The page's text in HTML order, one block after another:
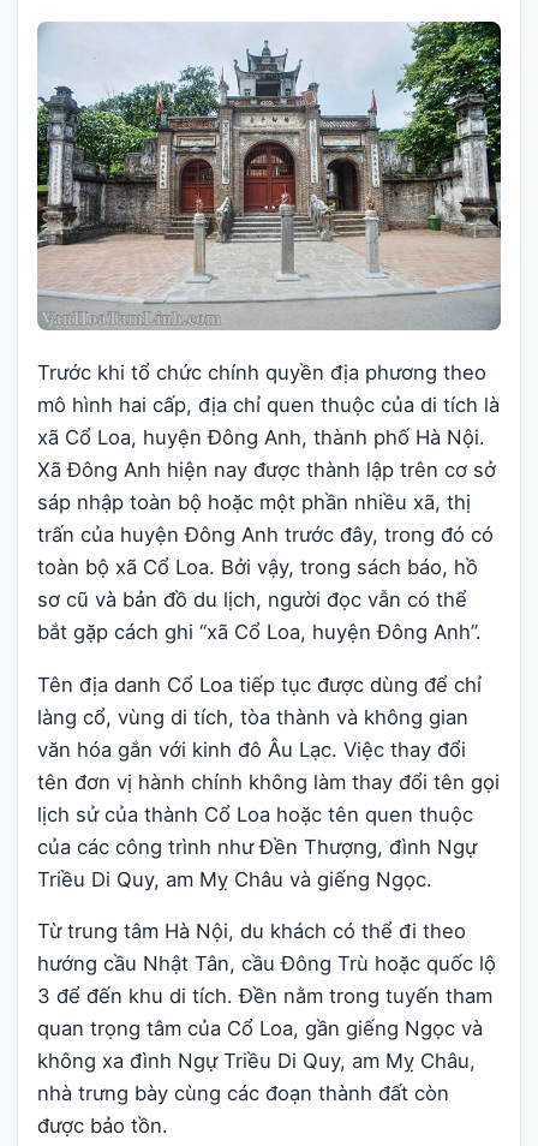
Trước khi tổ chức chính quyền địa phương theo
mô hình hai cấp, địa chỉ quen thuộc của di tích là
xã Cổ Loa, huyện Đông Anh, thành phố Hà Nội.
Xã Đông Anh hiện nay được thành lập trên cơ sở
sáp nhập toàn bộ hoặc một phần nhiều xã, thị
trấn của huyện Đông Anh trước đây, trong đó có
toàn bộ xã Cổ Loa. Bởi vậy, trong sách báo, hồ
sơ cũ và bản đồ du lịch, người đọc vẫn có thể
bắt gặp cách ghi “xã Cổ Loa, huyện Đông Anh”.
Tên địa danh Cổ Loa tiếp tục được dùng để chỉ
làng cổ, vùng di tích, tòa thành và không gian
văn hóa gắn với kinh đô Âu Lạc. Việc thay đổi
tên đơn vị hành chính không làm thay đổi tên gọi
lịch sử của thành Cổ Loa hoặc tên quen thuộc
của các công trình như Đền Thượng, đình Ngự
Triều Di Quy, am Mỵ Châu và giếng Ngọc.
Từ trung tâm Hà Nội, du khách có thể đi theo
hướng cầu Nhật Tân, cầu Đông Trù hoặc quốc lộ
3 để đến khu di tích. Đền nằm trong tuyến tham
quan trọng tâm của Cổ Loa, gần giếng Ngọc và
không xa đình Ngự Triều Di Quy, am Mỵ Châu,
nhà trưng bày cùng các đoạn thành đất còn
được bảo tồn.